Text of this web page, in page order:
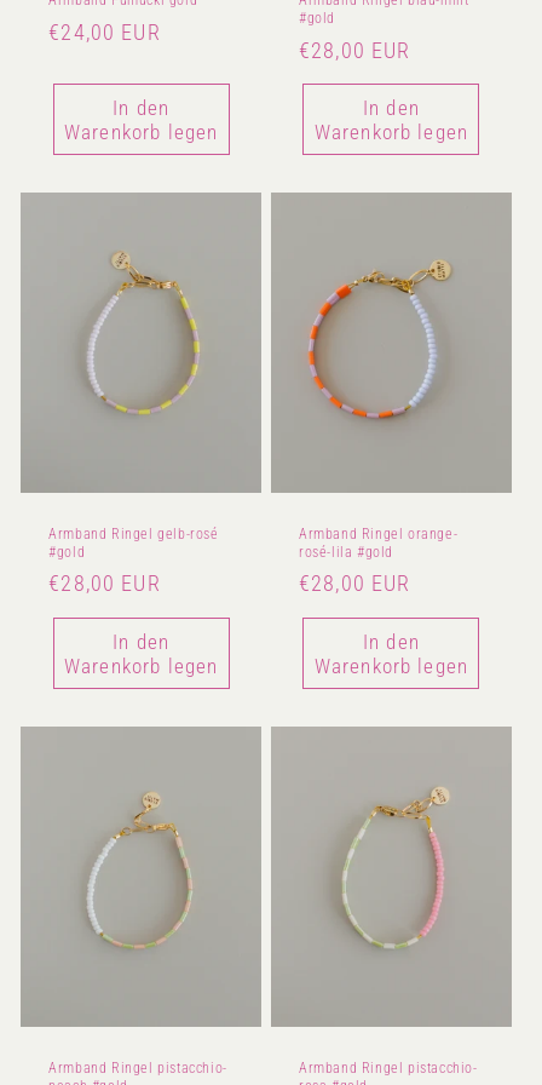
Normaler
€24,00 EUR
In den
Warenkorb legen
#gold
Normaler
Preis
€28,00 EUR
In den
Warenkorb legen
Armband Ringel gelb-rosé
#gold
Normaler
Preis
€28,00 EUR
In den
Warenkorb legen
Armband Ringel orange-
rosé-lila #gold
Normaler
Preis
€28,00 EUR
In den
Warenkorb legen
Armband Ringel pistacchio-
Armband Ringel pistacchio-